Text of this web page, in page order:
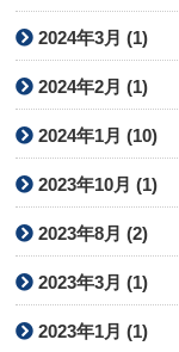
2024年3月 (1)
2024年2月 (1)
2024年1月 (10)
2023年10月 (1)
2023年8月 (2)
2023年3月 (1)
2023年1月 (1)